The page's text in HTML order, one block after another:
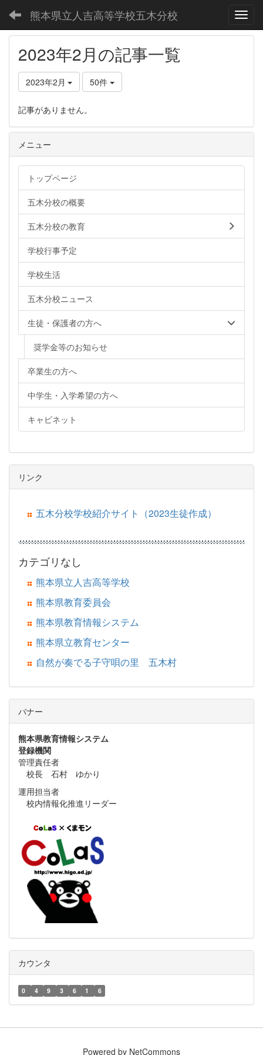
熊本県立人吉高等学校五木分校
2023年2月の記事一覧
2023年2月 50件
記事がありません。
メニュー
トップページ
五木分校の概要
五木分校の教育
学校行事予定
学校生活
五木分校ニュース
生徒・保護者の方へ
奨学金等のお知らせ
卒業生の方へ
中学生・入学希望の方へ
キャビネット
リンク
五木分校学校紹介サイト（2023生徒作成）
カテゴリなし
熊本県立人吉高等学校
熊本県教育委員会
熊本県教育情報システム
熊本県立教育センター
自然が奏でる子守唄の里 五木村
バナー
熊本県教育情報システム
登録機関
管理責任者
校長 石村 ゆかり
運用担当者
校内情報化推進リーダー
カウンタ
0 4 9 3 6 1 6
Powered by NetCommons